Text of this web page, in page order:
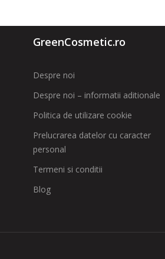
GreenCosmetic.ro
Despre noi
Despre noi – informatii aditionale
Politica de utilizare cookie
Prelucrarea datelor cu caracter
personal
Termeni si conditii
Blog